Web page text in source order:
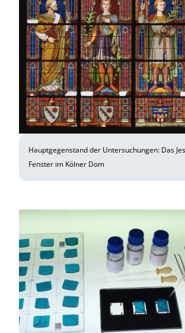
Hauptgegenstand der Untersuchungen: Das
Fenster im Kölner Dom